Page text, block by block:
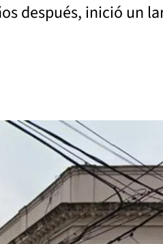
después, inició un